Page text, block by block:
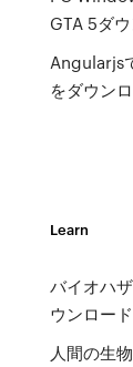
GTA 5ダ
Angularjs
をダウン
Learn
バイオハ
ウンロード
人間の生